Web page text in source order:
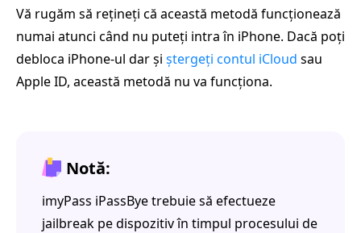
Vă rugăm să rețineți că această metodă funcționează
numai atunci când nu puteți intra în iPhone. Dacă poți
debloca iPhone-ul dar și ștergeți contul iCloud sau
Apple ID, această metodă nu va funcționa.
Notă:
imyPass iPassBye trebuie să efectueze
jailbreak pe dispozitiv în timpul procesului de